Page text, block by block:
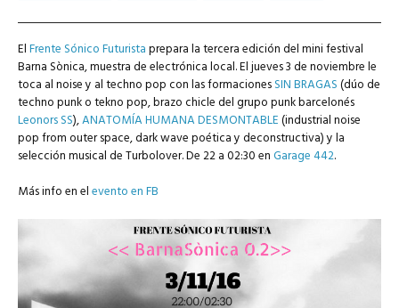
ElFrente Sónico Futuristaprepara la tercera edición del mini festival
Barna Sònica, muestra de electrónica local. El jueves 3 de noviembre le
toca al noise y al techno pop con las formacionesSIN BRAGAS(dúo de
techno punk o tekno pop, brazo chicle del grupo punk barcelonés
Leonors SS),ANATOMÍA HUMANA DESMONTABLE(industrial noise
pop from outer space, dark wave poética y deconstructiva) y la
selección musical de Turbolover. De 22 a 02:30 enGarage 442.
Más info en elevento en FB